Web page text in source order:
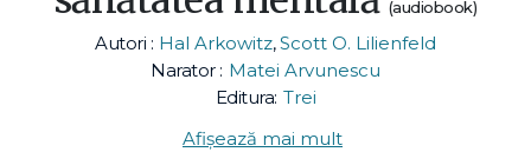
(audiobook)
Autori : Hal Arkowitz,Scott O. Lilienfeld
Narator : Matei Arvunescu
Editura: Trei
Afișează mai mult